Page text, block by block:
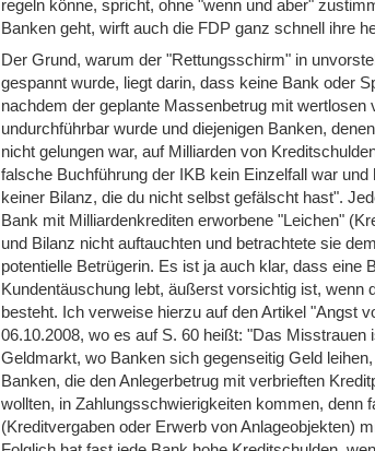
regeln könne, spricht, ohne "wenn und aber"
Banken geht, wirft auch die FDP ganz schnell ihre
Der Grund, warum der "Rettungsschirm" in
gespannt wurde, liegt darin, dass keine Bank oder
nachdem der geplante Massenbetrug mit wertlosen
undurchführbar wurde und diejenigen Banken,
nicht gelungen war, auf Milliarden von
falsche Buchführung der IKB kein Einzelfall war
keiner Bilanz, die du nicht selbst gefälscht hast".
Bank mit Milliardenkrediten erworbene "Leichen"
und Bilanz nicht auftauchten und betrachtete sie
potentielle Betrügerin. Es ist ja auch klar, dass eine
Kundentäuschung lebt, äußerst vorsichtig ist, wenn
besteht. Ich verweise hierzu auf den Artikel "Angst
06.10.2008, wo es auf S. 60 heißt: "Das Misstrauen
Geldmarkt, wo Banken sich gegenseitig Geld
Banken, die den Anlegerbetrug mit verbrieften
wollten, in Zahlungsschwierigkeiten kommen, denn
(Kreditvergaben oder Erwerb von Anlageobjekten)